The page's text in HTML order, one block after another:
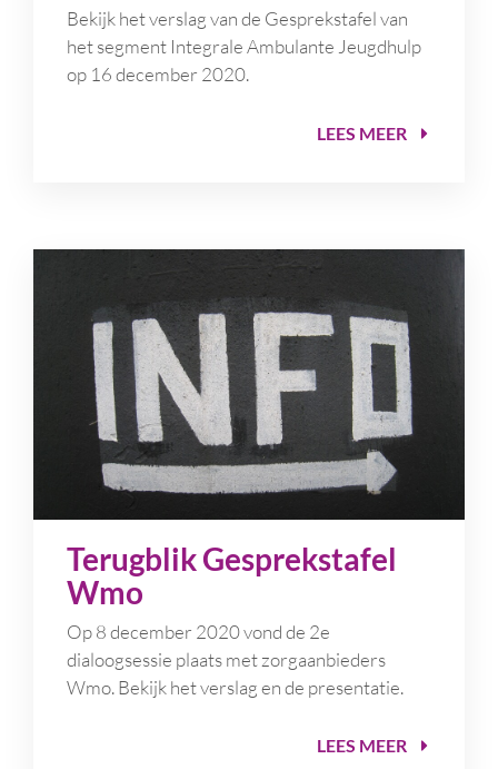
Bekijk het verslag van de Gesprekstafel van
het segment Integrale Ambulante Jeugdhulp
op 16 december 2020.
LEES MEER
Terugblik Gesprekstafel
Wmo
Op 8 december 2020 vond de 2e
dialoogsessie plaats met zorgaanbieders
Wmo. Bekijk het verslag en de presentatie.
LEES MEER